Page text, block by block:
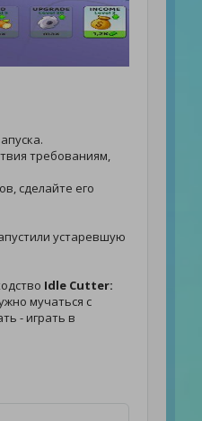
требованиям,
сделайте его
устаревшую
Idle Cutter:
мучаться с
- играть в